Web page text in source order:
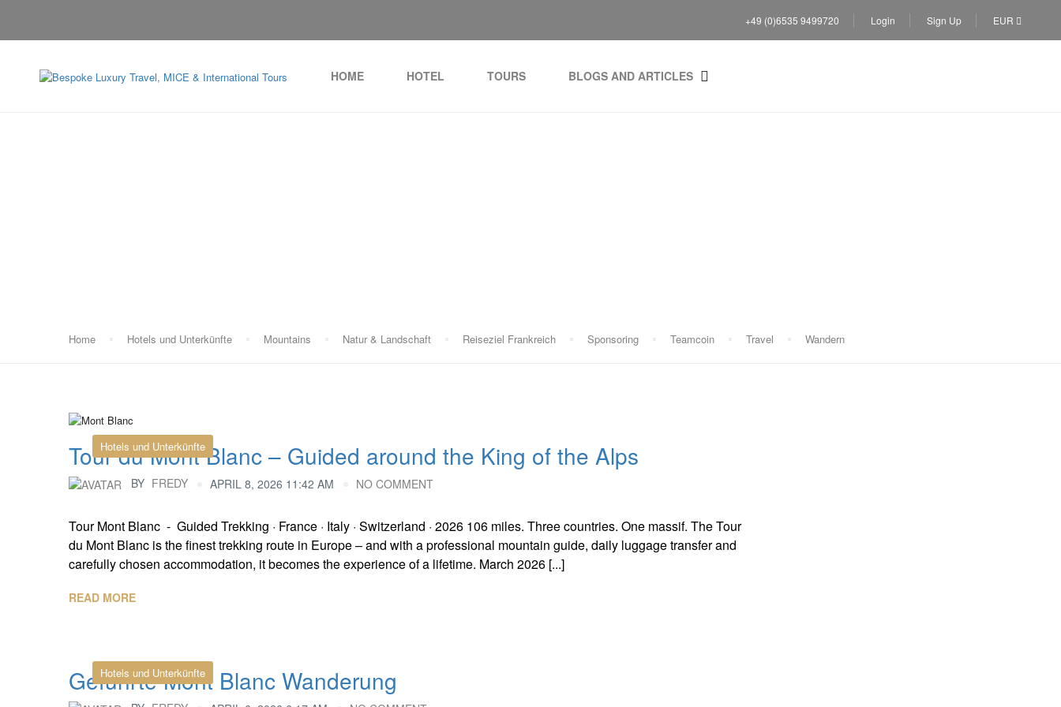
+49 (0)6535 9499720 Login Sign Up EUR
HOME HOTEL TOURS BLOGS AND ARTICLES
Home Hotels und Unterkünfte Mountains Natur & Landschaft Reiseziel Frankreich Sponsoring Teamcoin Travel Wandern
Hotels und Unterkünfte
Tour du Mont Blanc – Guided around the King of the Alps
BY FREDY APRIL 8, 2026 11:42 AM NO COMMENT
Tour Mont Blanc - Guided Trekking · France · Italy · Switzerland · 2026 106 miles. Three countries. One massif. The Tour
du Mont Blanc is the finest trekking route in Europe – and with a professional mountain guide, daily luggage transfer and
carefully chosen accommodation, it becomes the experience of a lifetime. March 2026 [...]
READ MORE
Hotels und Unterkünfte
Geführte Mont Blanc Wanderung